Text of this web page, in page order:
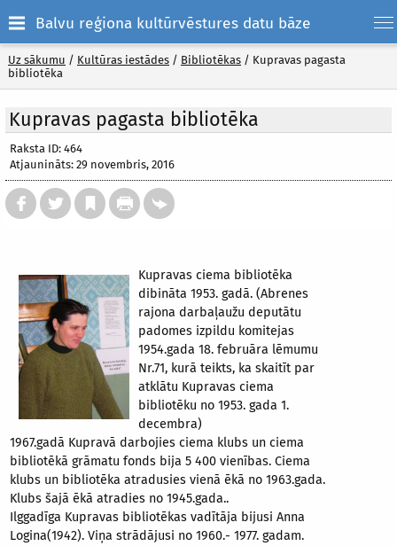
Balvu reģiona kultūrvēstures datu bāze
Uz sākumu / Kultūras iestādes / Bibliotēkas / Kupravas pagasta
bibliotēka
Kupravas pagasta bibliotēka
Raksta ID: 464
Atjaunināts: 29 novembris, 2016
Kupravas ciema bibliotēka
dibināta 1953. gadā. (Abrenes
rajona darbaļaužu deputātu
padomes izpildu komitejas
1954.gada 18. februāra lēmumu
Nr.71, kurā teikts, ka skaitīt par
atklātu Kupravas ciema
bibliotēku no 1953. gada 1.
decembra)
1967.gadā Kupravā darbojies ciema klubs un ciema
bibliotēkā grāmatu fonds bija 5 400 vienības. Ciema
klubs un bibliotēka atradusies vienā ēkā no 1963.gada.
Klubs šajā ēkā atradies no 1945.gada..
Ilggadīga Kupravas bibliotēkas vadītāja bijusi Anna
Logina(1942). Viņa strādājusi no 1960.- 1977. gadam.